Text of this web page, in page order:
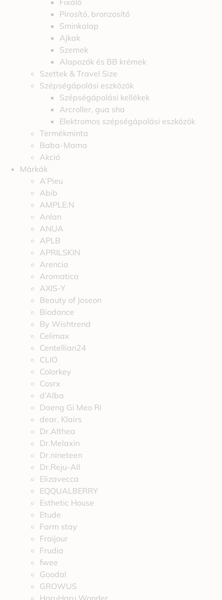
Fixáló
Pirosító, bronzosító
Sminkalap
Ajkak
Szemek
Alapozók és BB krémek
Szettek & Travel Size
Szépségápolási eszközök
Szépségápolási kellékek
Arcroller, gua sha
Elektromos szépségápolási eszközök
Termékminta
Baba-Mama
Akció
Márkák
A’Pieu
Abib
AMPLE:N
Anlan
ANUA
APLB
APRILSKIN
Arencia
Aromatica
AXIS-Y
Beauty of Joseon
Biodance
By Wishtrend
Celimax
Centellian24
CLIO
Colorkey
Cosrx
d’Alba
Daeng Gi Meo Ri
dear, Klairs
Dr.Althea
Dr.Melaxin
Dr.nineteen
Dr.Reju-All
Elizavecca
EQQUALBERRY
Esthetic House
Etude
Farm stay
Fraijour
Frudia
fwee
Goodal
GROWUS
HaruHaru Wonder